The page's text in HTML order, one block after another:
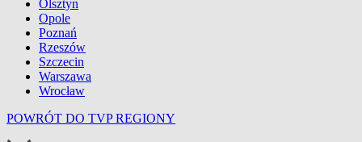
Olsztyn
Opole
Poznań
Rzeszów
Szczecin
Warszawa
Wrocław
POWRÓT DO TVP REGIONY